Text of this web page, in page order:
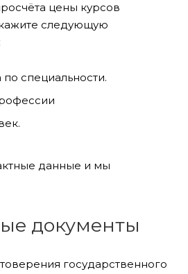
цены курсов
следующую
специальности.
данные и мы
документы
государственного